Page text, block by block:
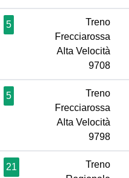
5
Treno
Frecciarossa
Alta Velocità
9708
5
Treno
Frecciarossa
Alta Velocità
9798
21
Treno